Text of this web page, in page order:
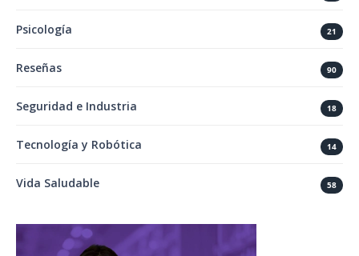
Psicología 21
Reseñas 90
Seguridad e Industria 18
Tecnología y Robótica 14
Vida Saludable 58